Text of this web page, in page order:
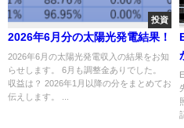
投資
2026年6月分の太陽光発電結果！
2026年6月の太陽光発電収入の結果をお知
らせします。 6月も調整金ありでした。
収益は？ 2026年1月以降の分をまとめてお
伝えします。 ...